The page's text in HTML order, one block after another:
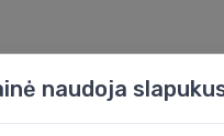
mm, universalus
naudoja